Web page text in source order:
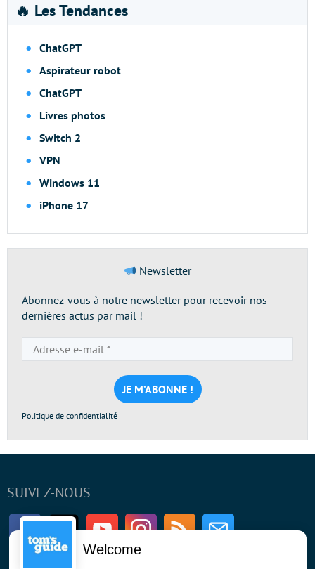
🔥 Les Tendances
ChatGPT
Aspirateur robot
ChatGPT
Livres photos
Switch 2
VPN
Windows 11
iPhone 17
Newsletter
Abonnez-vous à notre newsletter pour recevoir nos
dernières actus par mail !
e-
mail
*
Politique de confidentialité
SUIVEZ-NOUS
FacebookTwitter Youtube InstagramRSS Newsletter
Welcome